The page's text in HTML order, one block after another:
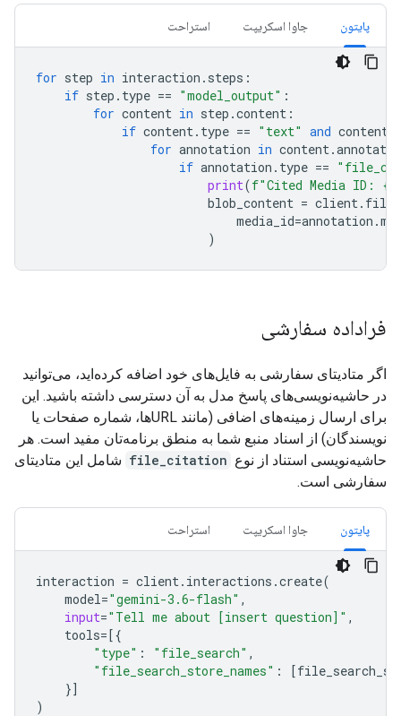
پایتون جاوا اسکریپت استراحت
for step in interaction . steps :
if step . type == "model_output" :
for content in step .content :
if content. type == "text" and content
for annotation in content.
if annotation . type ==
print(f"Cited Media ID: {
blob_content = client.
media_id=annotation .
)
فراداده سفارشی
اگر متادیتای سفارشی به فایل‌های خود اضافه کرده‌اید، می‌توانید
در حاشیه‌نویسی‌های پاسخ مدل به آن دسترسی داشته باشید. این
برای ارسال زمینه‌های اضافی (مانند URLها، شماره صفحات یا
نویسندگان) از اسناد منبع شما به منطق برنامه‌تان مفید است. هر
حاشیه‌نویسی استناد از نوع file_citation شامل این متادیتای
سفارشی است.
پایتون جاوا اسکریپت استراحت
interaction = client. interactions .create(
model="gemini-3.6-flash" ,
input="Tell me about [insert question]" ,
tools=[{
"type" : "file_search" ,
"file_search_store_names" : [
}]
)